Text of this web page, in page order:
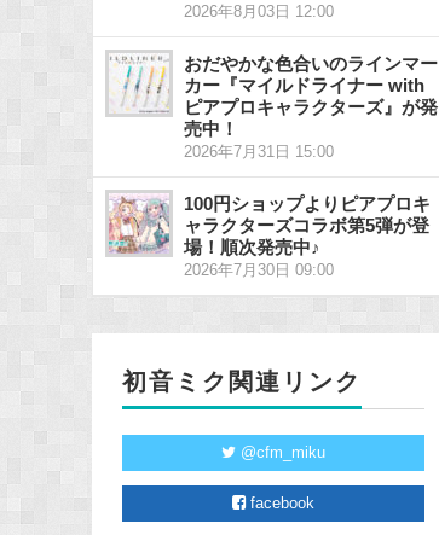
2026年8月03日 12:00
おだやかな色合いのラインマー
カー『マイルドライナー with
ピアプロキャラクターズ』が発
売中！
2026年7月31日 15:00
100円ショップよりピアプロキ
ャラクターズコラボ第5弾が登
場！順次発売中♪
2026年7月30日 09:00
初音ミク関連リンク
@cfm_miku
facebook